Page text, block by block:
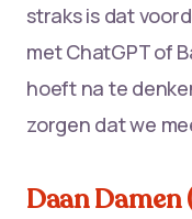
straks is dat
met ChatGPT of
hoeft na te
zorgen dat we
Daan Damen